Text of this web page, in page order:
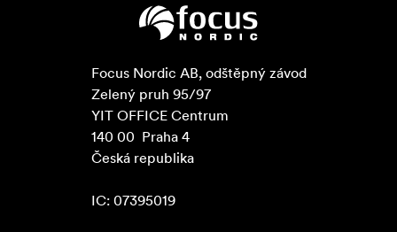
Focus Nordic AB, odštěpný závod
Zelený pruh 95/97
YIT OFFICE Centrum
140 00  Praha 4
Česká republika
IC: 07395019